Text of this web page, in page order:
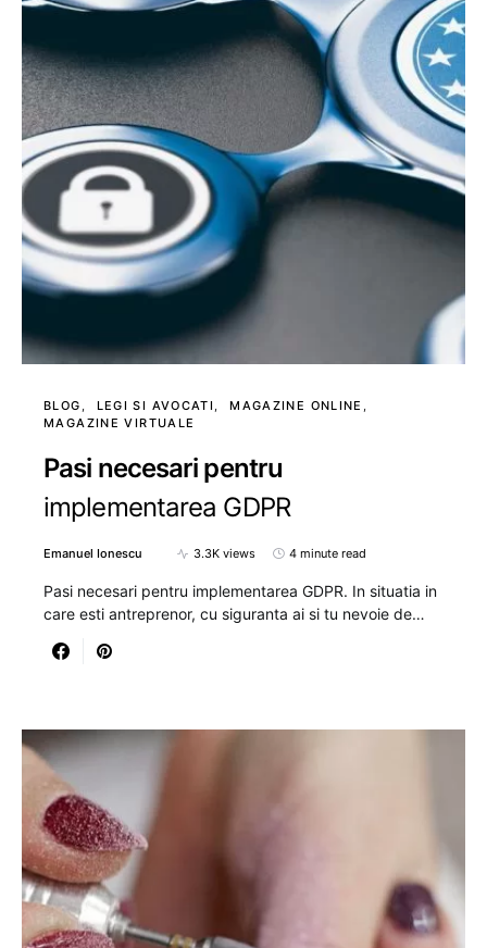
BLOG LEGI SI AVOCATI
MAGAZINE ONLINE
MAGAZINE VIRTUALE
Pasi necesari pentru
implementarea GDPR
Emanuel Ionescu 3.3K views 4 minute read
Pasi necesari pentru implementarea GDPR. In situatia in
care esti antreprenor, cu siguranta ai si tu nevoie de…